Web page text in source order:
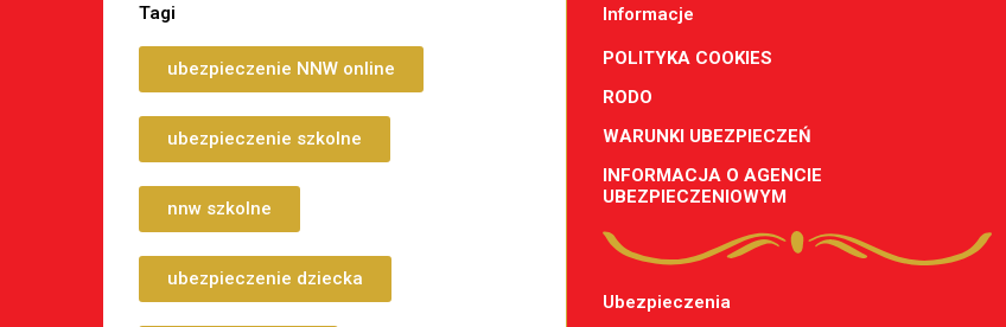
Tagi
ubezpieczenie NNW online
ubezpieczenie szkolne
nnw szkolne
ubezpieczenie dziecka
Informacje
POLITYKA COOKIES
RODO
WARUNKI UBEZPIECZEŃ
INFORMACJA O AGENCIE
UBEZPIECZENIOWYM
Ubezpieczenia